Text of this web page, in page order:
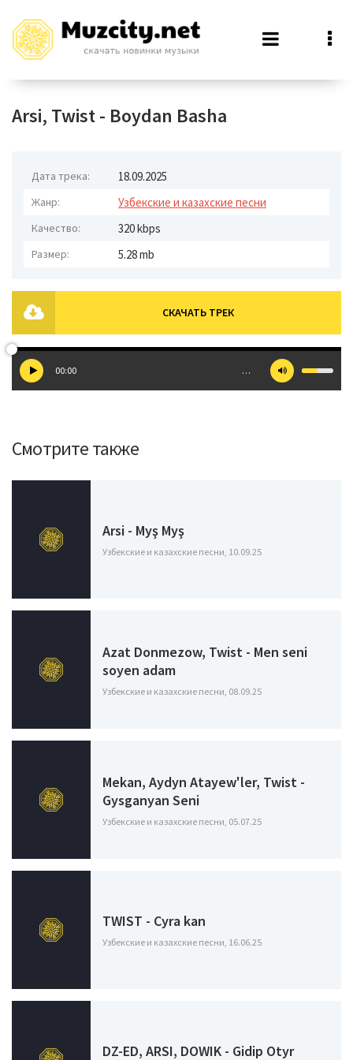
Arsi, Twist - Boydan Basha
Дата трека: 18.09.2025
Жанр: Узбекские и казахские песни
Качество: 320 kbps
Размер: 5.28 mb
СКАЧАТЬ ТРЕК
00:00 …
Смотрите также
Arsi - Myş Myş
Узбекские и казахские песни, 10.09.25
Azat Donmezow, Twist - Men seni
soyen adam
Узбекские и казахские песни, 08.09.25
Mekan, Aydyn Atayew'ler, Twist -
Gysganyan Seni
Узбекские и казахские песни, 05.07.25
TWIST - Cyra kan
Узбекские и казахские песни, 16.06.25
DZ-ED, ARSI, DOWIK - Gidip Otyr